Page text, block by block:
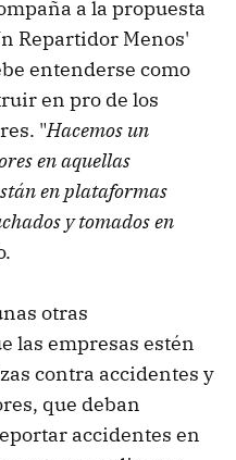
a la propuesta
Repartidor Menos'
entenderse como
en pro de los
"Hacemos un
en aquellas
en plataformas
y tomados en
otras
las empresas estén
contra accidentes y
que deban
accidentes en